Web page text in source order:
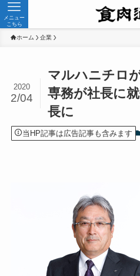
メニュー
こちら
ホーム 企業
マルハニチロ
専務が社長に
長に
2020
2/04
当HP記事は広告記事も含みます